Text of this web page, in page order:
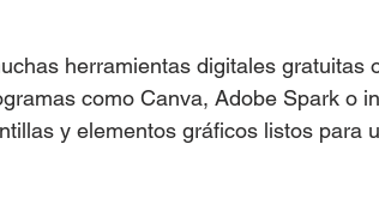
herramientas digitales gratuitas
como Canva, Adobe Spark o
y elementos gráficos listos para